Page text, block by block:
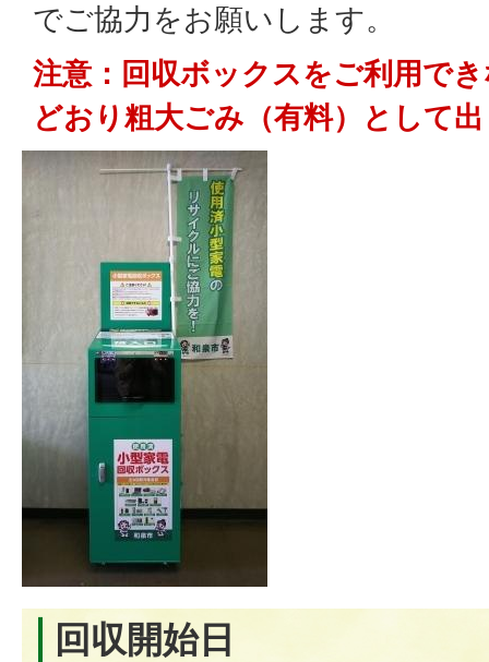
でご協力をお願いします。
注意：回収ボックスをご利用で
どおり粗大ごみ（有料）として
回収開始日